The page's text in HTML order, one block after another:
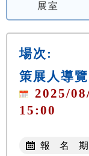
展室
場次:
策展人導覽
2025/
15:00
報 名